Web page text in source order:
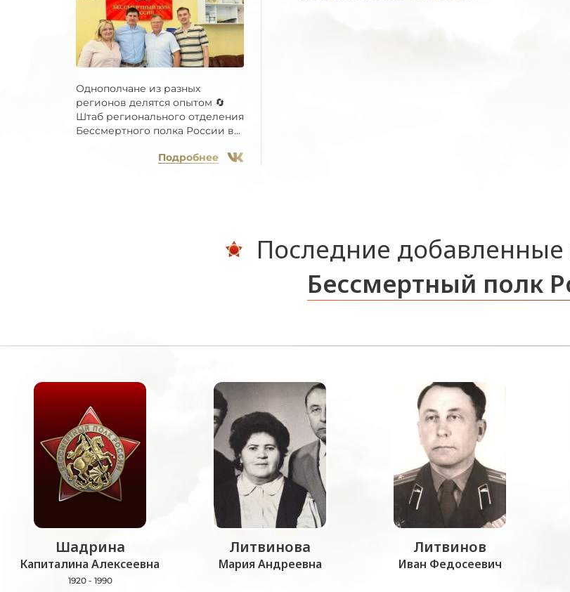
Однополчане из разных
регионов делятся опытом 🔄
Штаб регионального отделения
Бессмертного полка России в...
Подробнее
Последние добавленные
Бессмертный полк
Шадрина
Капиталина Алексеевна
1920 - 1990
Литвинова
Мария Андреевна
Литвинов
Иван Федосеевич